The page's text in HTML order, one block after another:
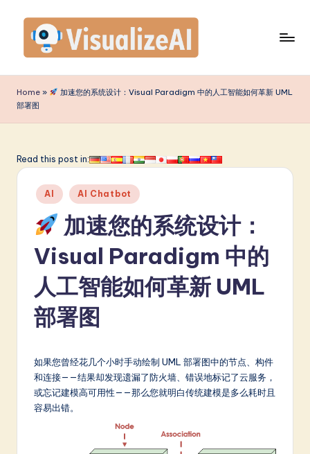
content
is
u
li
m
fi
Home »
加速您的系统设计：Visual Paradigm 中的人工智能如何革新 UML
部署图
Read this post in:
Posted
in
AI AI Chatbot
加速您的系统设计：
Visual Paradigm 中的
人工智能如何革新 UML
部署图
如果您曾经花几个小时手动绘制 UML 部署图中的节点、构件
和连接——结果却发现遗漏了防火墙、错误地标记了云服务，
或忘记建模高可用性——那么您就明白传统建模是多么耗时且
容易出错。